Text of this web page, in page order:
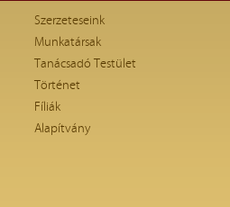
Szerzeteseink
Munkatársak
Tanácsadó Testület
Történet
Fíliák
Alapítvány